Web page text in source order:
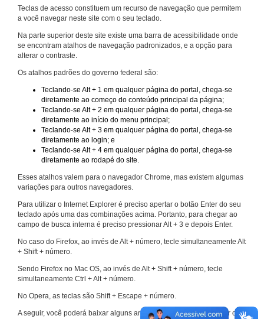
Teclas de acesso constituem um recurso de navegação que permitem
a você navegar neste site com o seu teclado.
Na parte superior deste site existe uma barra de acessibilidade onde
se encontram atalhos de navegação padronizados, e a opção para
alterar o contraste.
Os atalhos padrões do governo federal são:
Teclando-se Alt + 1 em qualquer página do portal, chega-se
diretamente ao começo do conteúdo principal da página;
Teclando-se Alt + 2 em qualquer página do portal, chega-se
diretamente ao início do menu principal;
Teclando-se Alt + 3 em qualquer página do portal, chega-se
diretamente ao login; e
Teclando-se Alt + 4 em qualquer página do portal, chega-se
diretamente ao rodapé do site.
Esses atalhos valem para o navegador Chrome, mas existem algumas
variações para outros navegadores.
Para utilizar o Internet Explorer é preciso apertar o botão Enter do seu
teclado após uma das combinações acima. Portanto, para chegar ao
campo de busca interna é preciso pressionar Alt + 3 e depois Enter.
No caso do Firefox, ao invés de Alt + número, tecle simultaneamente Alt
+ Shift + número.
Sendo Firefox no Mac OS, ao invés de Alt + Shift + número, tecle
simultaneamente Ctrl + Alt + número.
No Opera, as teclas são Shift + Escape + número.
A seguir, você poderá baixar alguns arquivos que explicam melhor o